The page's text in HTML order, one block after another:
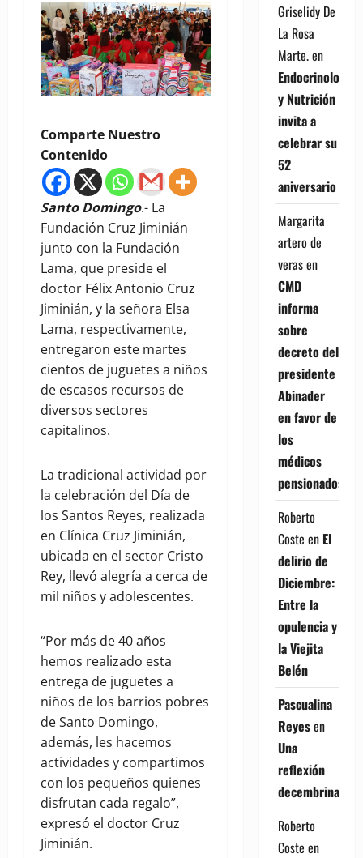
Comparte Nuestro
Contenido
Santo Domingo.- La
Fundación Cruz Jiminián
junto con la Fundación
Lama, que preside el
doctor Félix Antonio Cruz
Jiminián, y la señora Elsa
Lama, respectivamente,
entregaron este martes
cientos de juguetes a niños
de escasos recursos de
diversos sectores
capitalinos.
La tradicional actividad por
la celebración del Día de
los Santos Reyes, realizada
en Clínica Cruz Jiminián,
ubicada en el sector Cristo
Rey, llevó alegría a cerca de
mil niños y adolescentes.
“Por más de 40 años
hemos realizado esta
entrega de juguetes a
niños de los barrios pobres
de Santo Domingo,
además, les hacemos
actividades y compartimos
con los pequeños quienes
disfrutan cada regalo”,
expresó el doctor Cruz
Jiminián.
Griselidy De
La Rosa
Marte.en
Endocrinología
y Nutrición
invita a
celebrar su
52
aniversario
Margarita
artero de
verasen
CMD
informa
sobre
decreto del
presidente
Abinader
en favor de
los
médicos
pensionados
Roberto
Coste en El
delirio de
Diciembre:
Entre la
opulencia y
la Viejita
Belén
Pascualina
Reyesen
Una
reflexión
decembrina
Roberto
Coste en